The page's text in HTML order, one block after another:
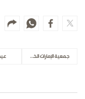
جمعية الإمارات الخيرية